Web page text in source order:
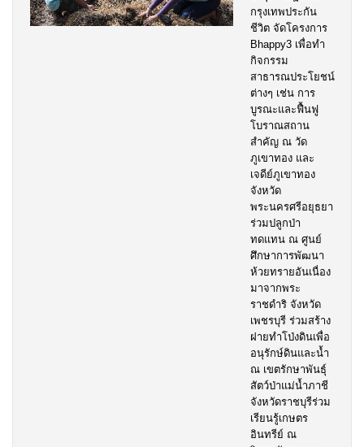
กรุงเทพประกัน
ชีวิต จัดโครงการ
Bhappy3 เพื่อทำ
กิจกรรม
สาธารณประโยชน์
ต่างๆ เช่น การ
บูรณะและฟื้นฟู
โบราณสถาน
สำคัญ ณ วัด
ภูเขาทอง และ
เจดีย์ภูเขาทอง
จังหวัด
พระนครศรีอยุธยา
ร่วมปลูกป่า
ทดแทน ณ ศูนย์
ศึกษาการพัฒนา
ห้วยทรายอันเนื่อง
มาจากพระ
ราชดำริ จังหวัด
เพชรบุรี ร่วมสร้าง
ฝายทำโป่งดินเพื่อ
อนุรักษ์ดินและน้ำ
ณ เขตรักษาพันธุ์
สัตว์ป่าแม่น้ำภาชี
จังหวัดราชบุรีร่วม
เรียนรู้เกษตร
อินทรีย์ ณ